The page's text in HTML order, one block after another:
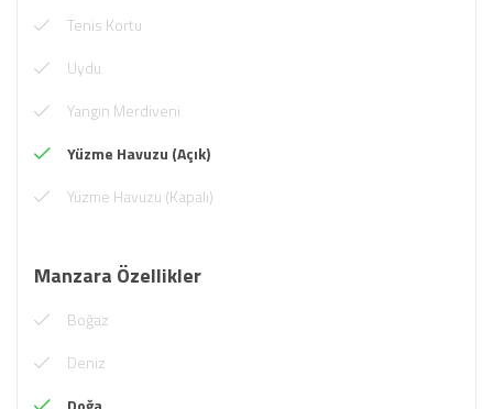
Tenis Kortu
Uydu
Yangın Merdiveni
Yüzme Havuzu (Açık)
Yüzme Havuzu (Kapalı)
Manzara Özellikler
Boğaz
Deniz